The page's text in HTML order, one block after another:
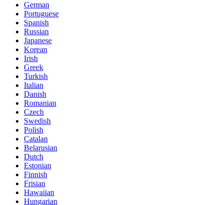
German
Portuguese
Spanish
Russian
Japanese
Korean
Irish
Greek
Turkish
Italian
Danish
Romanian
Czech
Swedish
Polish
Catalan
Belarusian
Dutch
Estonian
Finnish
Frisian
Hawaiian
Hungarian